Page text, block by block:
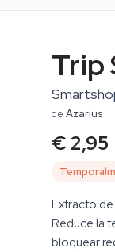
Trip
de Azarius
€ 2,95
Extracto de
Reduce la
bloquear